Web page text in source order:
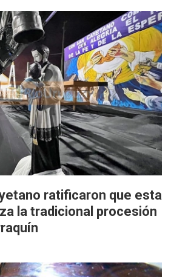
ratificaron que esta
la tradicional procesión